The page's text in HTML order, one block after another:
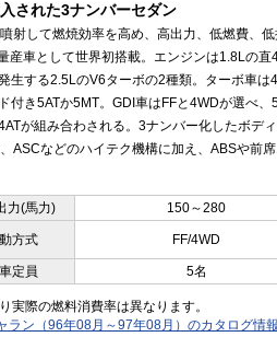
された3ナンバーセダン
射して燃焼効率を高め、高出力、低燃費、
産車として世界初搭載。エンジンは1.8Lの直
生する2.5LのV6ターボの2種類。ターボ車は
付き5ATか5MT。GDI車はFFと4WDが選べ、
が組み合わされる。3ナンバー化したボデ
ASCなどのハイテク機構に加え、ABSや前
力(馬力)
150～280
方式 FF/4WD
定員 5名
際の燃料消費率は異なります。
ラン（96年08月～97年08月）のカタログ情